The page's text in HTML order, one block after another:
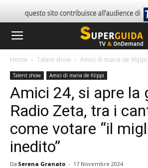
Home Talent show Amici di maria de filippi
Talent show Amici di maria de filippi
Amici 24, si apre la
Radio Zeta, tra i
come votare “il
inedito”
Da Serena Granato - 17 Novembre 2024